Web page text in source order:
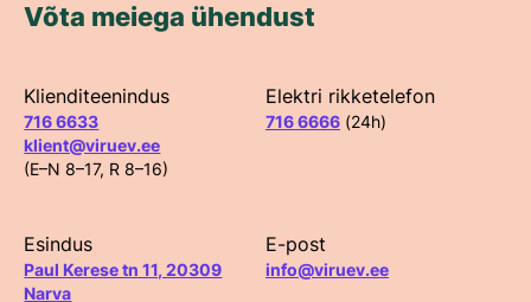
Võta meiega ühendust
Klienditeenindus
716 6633
klient@viruev.ee
(E–N 8–17, R 8–16)
Elektri rikketelefon
716 6666 (24h)
Esindus
Paul Kerese tn 11, 20309
Narva
E-post
info@viruev.ee